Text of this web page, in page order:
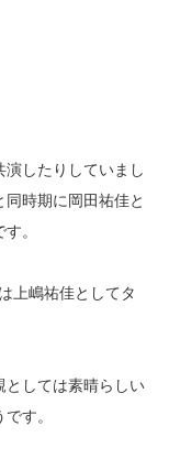
したりしていまし
時期に岡田祐佳と
。
上嶋祐佳としてタ
としては素晴らしい
す。